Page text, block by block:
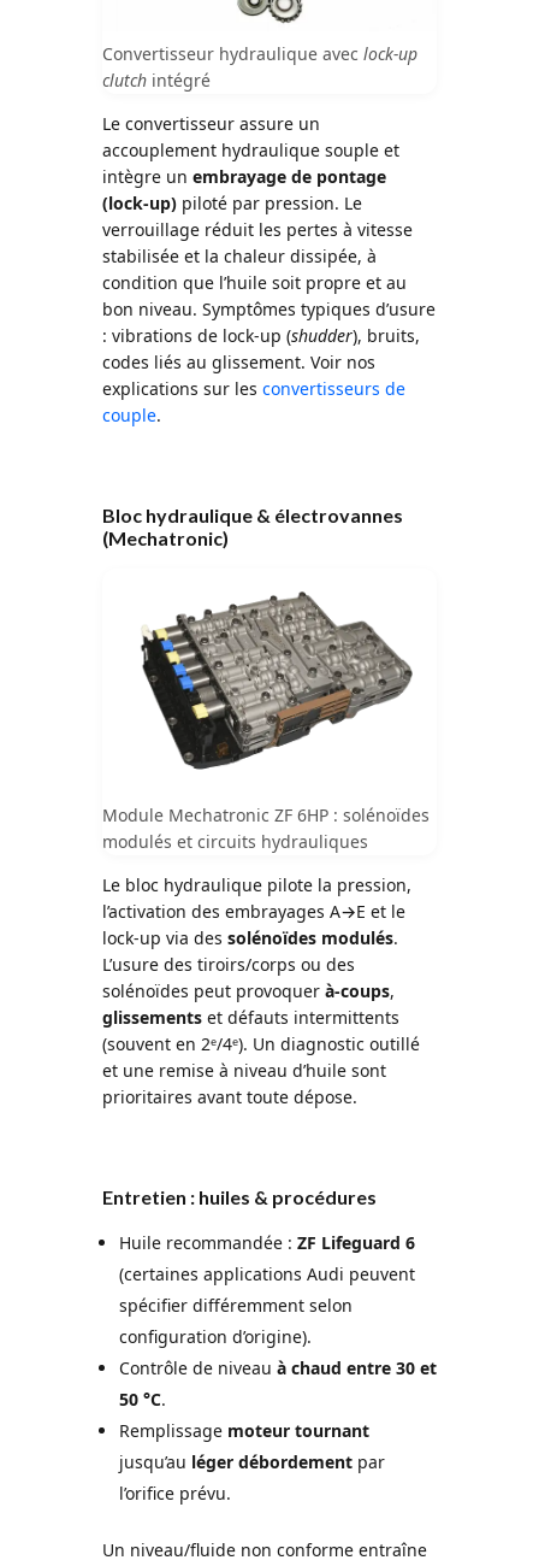
Convertisseur hydraulique avec lock-up
clutchintégré
Le convertisseur assure un
accouplement hydraulique souple et
intègre un embrayage de pontage
(lock-up)piloté par pression. Le
verrouillage réduit les pertes à vitesse
stabilisée et la chaleur dissipée, à
condition que l’huile soit propre et au
bon niveau. Symptômes typiques d’usure
: vibrations de lock-up (shudder), bruits,
codes liés au glissement. Voir nos
explications sur les convertisseurs de
couple.
Bloc hydraulique & électrovannes
(Mechatronic)
Module Mechatronic ZF 6HP : solénoïdes
modulés et circuits hydrauliques
Le bloc hydraulique pilote la pression,
l’activation des embrayages A→E et le
lock-up via des solénoïdes modulés.
L’usure des tiroirs/corps ou des
solénoïdes peut provoquer à-coups,
glissementset défauts intermittents
(souvent en 2ᵉ/4ᵉ). Un diagnostic outillé
et une remise à niveau d’huile sont
prioritaires avant toute dépose.
Entretien : huiles & procédures
Huile recommandée : ZF Lifeguard 6
(certaines applications Audi peuvent
spécifier différemment selon
configuration d’origine).
Contrôle de niveau à chaud entre 30 et
50 °C.
Remplissage moteur tournant
jusqu’au léger débordementpar
l’orifice prévu.
Un niveau/fluide non conforme entraîne